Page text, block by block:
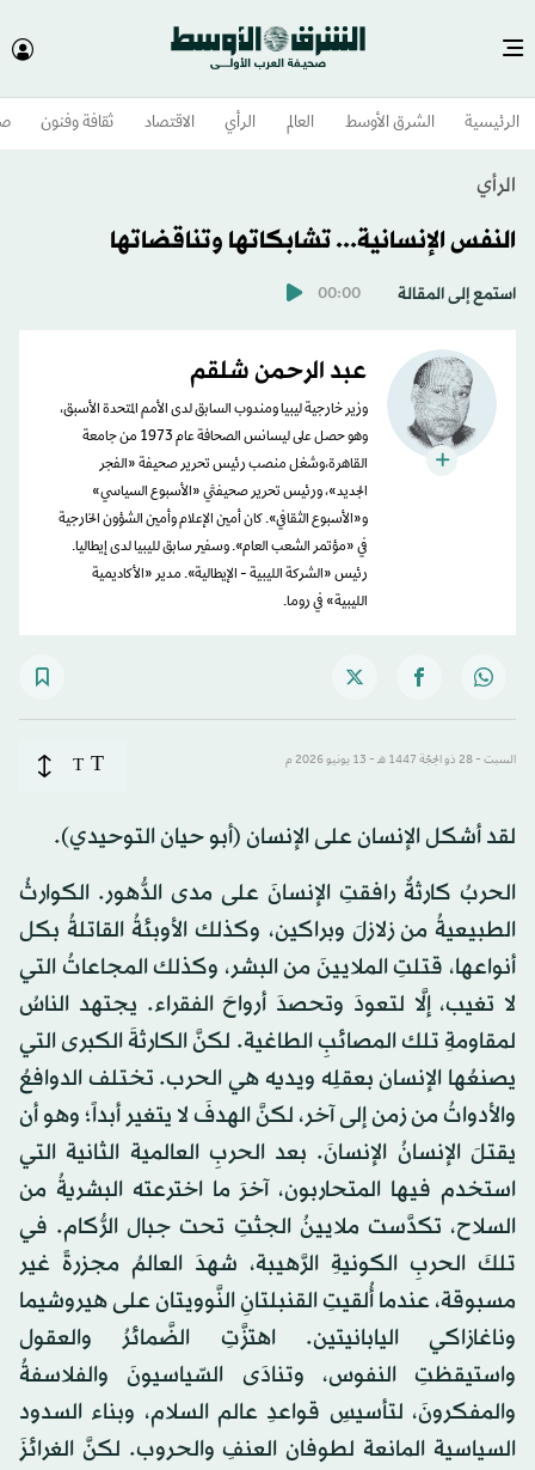
الرئيسية الشرق الأوسط​ العالم الرأي الاقتصاد ثقافة وفنون
الرأي
النفس الإنسانية... تشابكاتها وتناقضاتها
استمع إلى المقالة 00:00
عبد الرحمن شلقم
وزير خارجية ليبيا ومندوب السابق لدى الأمم المتحدة الأسبق،
وهو حصل على ليسانس الصحافة عام 1973 من جامعة
القاهرة،وشغل منصب رئيس تحرير صحيفة «الفجر
الجديد»، ورئيس تحرير صحيفتَي «الأسبوع السياسي»
و«الأسبوع الثقافي». كان أمين الإعلام وأمين الشؤون الخارجية
في «مؤتمر الشعب العام». وسفير سابق لليبيا لدى إيطاليا.
رئيس «الشركة الليبية - الإيطالية». مدير «الأكاديمية
الليبية» في روما.
السبت - 28 ذو الحِجّة 1447 هـ - 13 يونيو 2026 م T
T
لقد أشكل الإنسان على الإنسان (أبو حيان التوحيدي).
الحربُ كارثةٌ رافقتِ الإنسانَ على مدى الدُّهور. الكوارثُ
الطبيعيةُ من زلازلَ وبراكين، وكذلك الأوبئةُ القاتلةُ بكل
أنواعها، قتلتِ الملايينَ من البشر، وكذلك المجاعاتُ التي
لا تغيب، إلَّا لتعودَ وتحصدَ أرواحَ الفقراء. يجتهد الناسُ
لمقاومةِ تلك المصائبِ الطاغية. لكنَّ الكارثةَ الكبرى التي
يصنعُها الإنسان بعقلِه ويديه هي الحرب. تختلف الدوافعُ
والأدواتُ من زمن إلى آخر، لكنَّ الهدفَ لا يتغير أبداً؛ وهو أن
يقتلَ الإنسانُ الإنسانَ. بعد الحربِ العالمية الثانية التي
استخدم فيها المتحاربون، آخرَ ما اخترعته البشريةُ من
السلاح، تكدَّست ملايينُ الجثتِ تحت جبال الرُّكام. في
تلكَ الحربِ الكونيةِ الرَّهيبة، شهدَ العالمُ مجزرةً غير
مسبوقة، عندما أُلقيتِ القنبلتانِ النَّوويتان على هيروشيما
وناغازاكي اليابانيتين. اهتزَّتِ الضَّمائرُ والعقول
واستيقظتِ النفوس، وتنادَى السّياسيونَ والفلاسفةُ
والمفكرونَ، لتأسيسِ قواعدِ عالم السلام، وبناء السدود
السياسية المانعة لطوفان العنفِ والحروب. لكنَّ الغرائزَ